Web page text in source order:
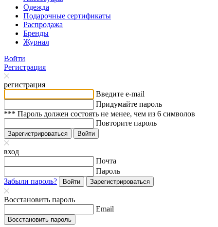
Одежда
Подарочные сертификаты
Распродажа
Бренды
Журнал
Войти
Регистрация
регистрация
Введите e-mail
Придумайте пароль
*** Пароль должен состоять не менее, чем из 6 символов
Повторите пароль
Зарегистрироваться Войти
вход
Почта
Пароль
Забыли пароль?
Войти Зарегистрироваться
Восстановить пароль
Email
Восстановить пароль